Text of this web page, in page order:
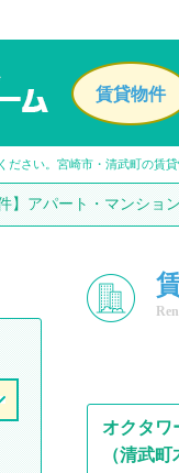
賃貸物件
ださい。 宮崎市・清武町の賃
】アパート・マンショ
オクタワ
（清武